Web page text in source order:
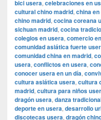
bici usera, celebraciones en
cultural chino madrid, china
chino madrid, cocina coreana
sichuan madrid, cocina
colegios en usera, comercio
comunidad asiática fuerte
comunidad china en madrid,
usera, conflictos en usera,
conocer usera en un día,
cultura asiática usera, cultura
madrid, cultura para niños
dragón usera, danza
deporte en usera, desarrollo
discotecas usera, dragón